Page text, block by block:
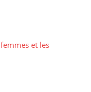
et les